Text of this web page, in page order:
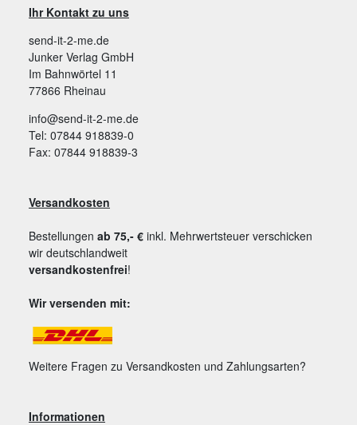
Ihr Kontakt zu uns
send-it-2-me.de
Junker Verlag GmbH
Im Bahnwörtel 11
77866 Rheinau
info@send-it-2-me.de
Tel: 07844 918839-0
Fax: 07844 918839-3
Versandkosten
Bestellungen ab 75,- € inkl. Mehrwertsteuer verschicken
wir deutschlandweit
versandkostenfrei!
Wir versenden mit:
Weitere Fragen zu Versandkosten und Zahlungsarten?
Informationen